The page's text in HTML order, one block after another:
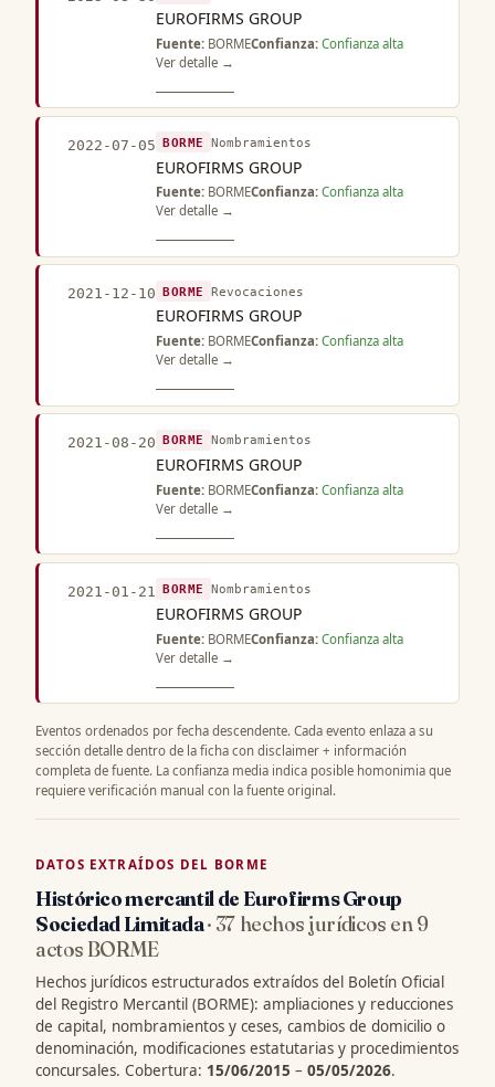
EUROFIRMS GROUP
Fuente: BORMEConfianza: Confianza alta
Ver detalle →
2022-07-05 BORME Nombramientos
EUROFIRMS GROUP
Fuente: BORMEConfianza: Confianza alta
Ver detalle →
2021-12-10 BORME Revocaciones
EUROFIRMS GROUP
Fuente: BORMEConfianza: Confianza alta
Ver detalle →
2021-08-20 BORME Nombramientos
EUROFIRMS GROUP
Fuente: BORMEConfianza: Confianza alta
Ver detalle →
2021-01-21 BORME Nombramientos
EUROFIRMS GROUP
Fuente: BORMEConfianza: Confianza alta
Ver detalle →
Eventos ordenados por fecha descendente. Cada evento enlaza a su
sección detalle dentro de la ficha con disclaimer + información
completa de fuente. La confianza media indica posible homonimia que
requiere verificación manual con la fuente original.
DATOS EXTRAÍDOS DEL BORME
Histórico mercantil de Eurofirms Group
Sociedad Limitada· 37 hechos jurídicos en 9
actos BORME
Hechos jurídicos estructurados extraídos del Boletín Oficial
del Registro Mercantil (BORME): ampliaciones y reducciones
de capital, nombramientos y ceses, cambios de domicilio o
denominación, modificaciones estatutarias y procedimientos
concursales. Cobertura: 15/06/2015 – 05/05/2026.